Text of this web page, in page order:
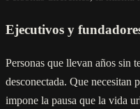
Ejecutivos y
Personas que llevan años sin
desconectada. Que necesitan
impone la pausa que la vida